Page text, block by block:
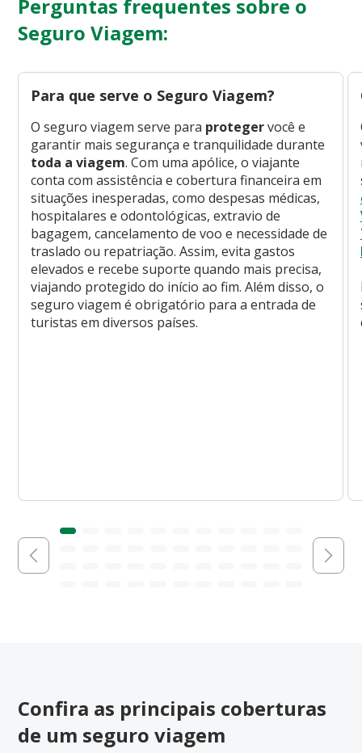
Perguntas frequentes sobre o
Seguro Viagem:
Para que serve o Seguro Viagem?
O seguro viagem serve para protegervocê e
garantir mais segurança e tranquilidade durante
toda a viagem. Com uma apólice, o viajante
conta com assistência e cobertura financeira em
situações inesperadas, como despesas médicas,
hospitalares e odontológicas, extravio de
bagagem, cancelamento de voo e necessidade de
traslado ou repatriação. Assim, evita gastos
elevados e recebe suporte quando mais precisa,
viajando protegido do início ao fim. Além disso, o
seguro viagem é obrigatório para a entrada de
turistas em diversos países.
Confira as principais coberturas
de um seguro viagem